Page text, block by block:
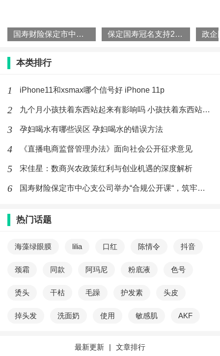
国寿财险保定市中心支公司举办“合规公开课“，筑牢风控防线 保定国寿冠名支持2026年保定市“河北福嫂”技能大赛圆满落幕
本类排行
1 iPhone11和xsmax哪个信号好 iPhone 11p
2 九个月小孩扶着东西站起来有影响吗 小孩扶着东西站起来要注意什
3 孕妇喝水有哪些误区 孕妇喝水的错误方法
4 《直播电商监督管理办法》面向社会公开征求意见
5 宋佳星：数商兴农政策红利与创业机遇的深度解析
6 国寿财险保定市中心支公司举办“合规公开课“，筑牢风控防线
热门话题
海藻绿眼膜 lilia 口红 陈情令 抖音
颈霜 同款 阿玛尼 粉底液 色号
烫头 干枯 毛躁 护发素 头皮
掉头发 洗面奶 使用 敏感肌 AKF
最新更新 | 文章排行